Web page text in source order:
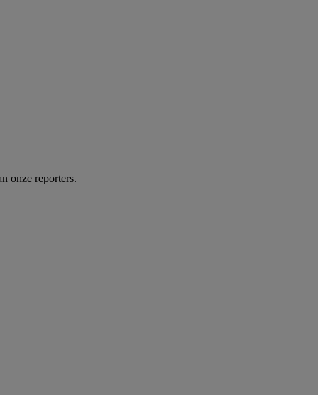
onze reporters.